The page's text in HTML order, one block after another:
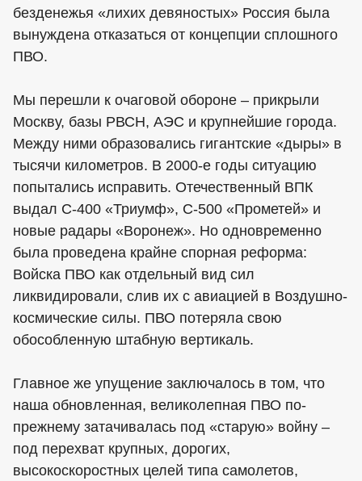
безденежья «лихих девяностых» Россия была
вынуждена отказаться от концепции сплошного
ПВО.
Мы перешли к очаговой обороне – прикрыли
Москву, базы РВСН, АЭС и крупнейшие города.
Между ними образовались гигантские «дыры» в
тысячи километров. В 2000-е годы ситуацию
попытались исправить. Отечественный ВПК
выдал С-400 «Триумф», С-500 «Прометей» и
новые радары «Воронеж». Но одновременно
была проведена крайне спорная реформа:
Войска ПВО как отдельный вид сил
ликвидировали, слив их с авиацией в Воздушно-
космические силы. ПВО потеряла свою
обособленную штабную вертикаль.
Главное же упущение заключалось в том, что
наша обновленная, великолепная ПВО по-
прежнему затачивалась под «старую» войну –
под перехват крупных, дорогих,
высокоскоростных целей типа самолетов,